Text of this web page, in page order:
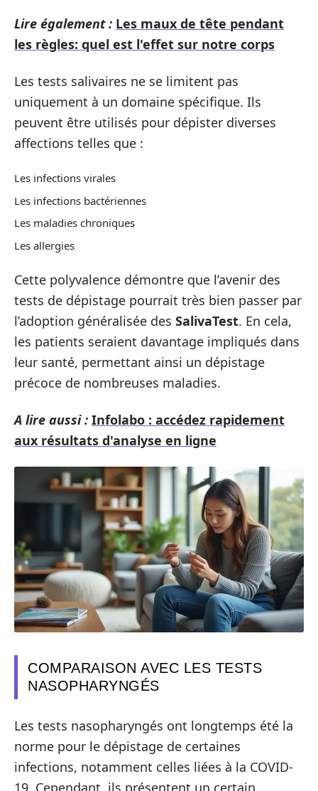
Lire également : Les maux de tête pendant
les règles: quel est l'effet sur notre corps
Les tests salivaires ne se limitent pas
uniquement à un domaine spécifique. Ils
peuvent être utilisés pour dépister diverses
affections telles que :
Les infections virales
Les infections bactériennes
Les maladies chroniques
Les allergies
Cette polyvalence démontre que l’avenir des
tests de dépistage pourrait très bien passer par
l’adoption généralisée des SalivaTest. En cela,
les patients seraient davantage impliqués dans
leur santé, permettant ainsi un dépistage
précoce de nombreuses maladies.
A lire aussi : Infolabo : accédez rapidement
aux résultats d'analyse en ligne
COMPARAISON AVEC LES TESTS
NASOPHARYNGÉS
Les tests nasopharyngés ont longtemps été la
norme pour le dépistage de certaines
infections, notamment celles liées à la COVID-
19. Cependant, ils présentent un certain